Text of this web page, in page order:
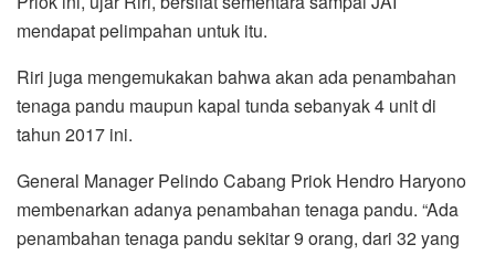
mendapat pelimpahan untuk itu.
Riri juga mengemukakan bahwa akan ada penambahan
tenaga pandu maupun kapal tunda sebanyak 4 unit di
tahun 2017 ini.
General Manager Pelindo Cabang Priok Hendro Haryono
membenarkan adanya penambahan tenaga pandu. “Ada
penambahan tenaga pandu sekitar 9 orang, dari 32 yang